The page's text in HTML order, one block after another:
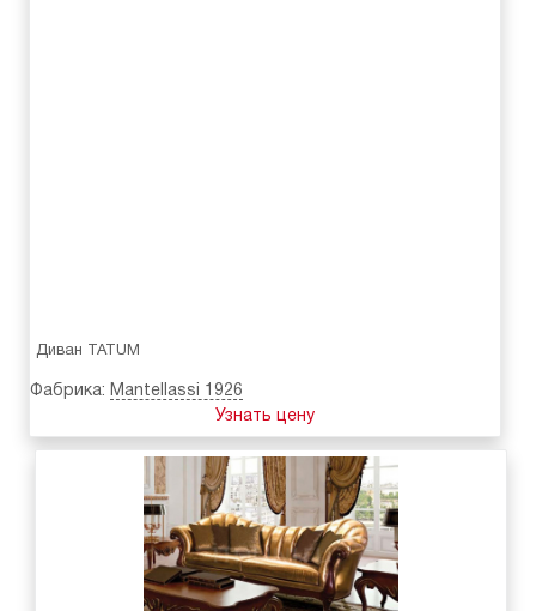
Диван TATUM
Фабрика: Mantellassi 1926
Узнать цену